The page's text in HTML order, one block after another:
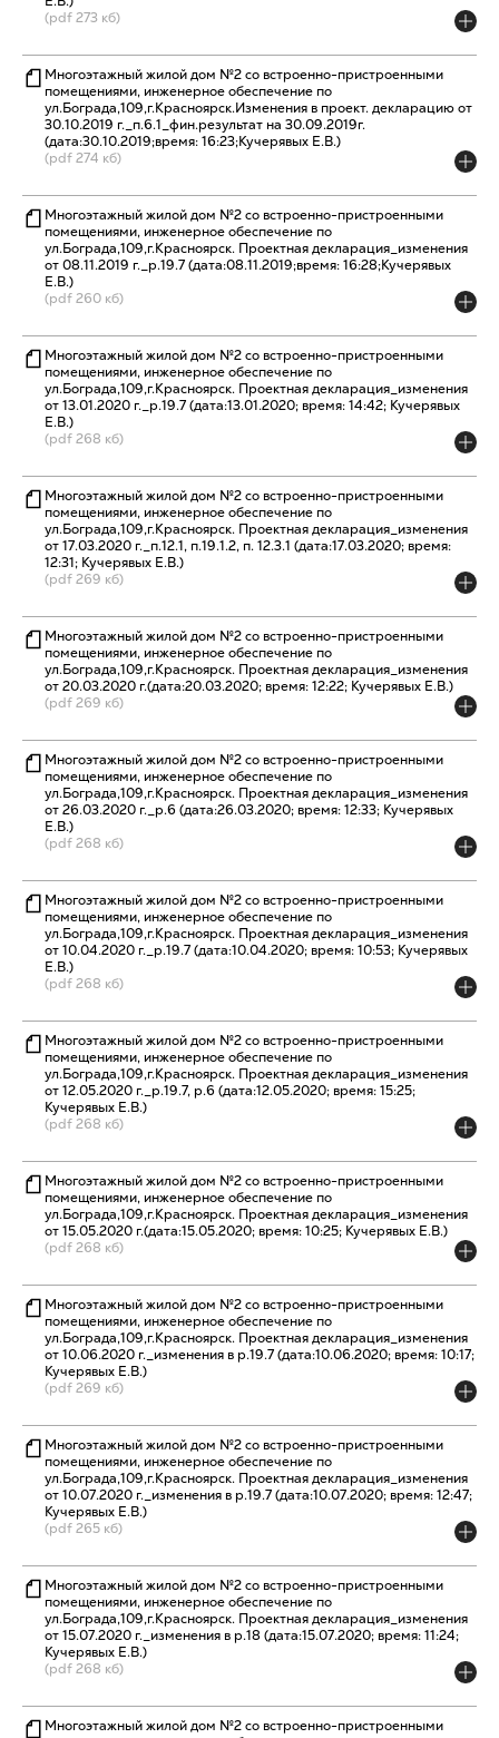
(pdf 273 кб)
Многоэтажный жилой дом №2 со встроенно-пристроенными
помещениями, инженерное обеспечение по
ул.Бограда,109,г.Красноярск.Изменения в проект. декларацию от
30.10.2019 г._п.6.1_фин.результат на 30.09.2019г.
(дата:30.10.2019;время: 16:23;Кучерявых Е.В.)
(pdf 274 кб)
Многоэтажный жилой дом №2 со встроенно-пристроенными
помещениями, инженерное обеспечение по
ул.Бограда,109,г.Красноярск. Проектная декларация_изменения
от 08.11.2019 г._р.19.7 (дата:08.11.2019;время: 16:28;Кучерявых
Е.В.)
(pdf 260 кб)
Многоэтажный жилой дом №2 со встроенно-пристроенными
помещениями, инженерное обеспечение по
ул.Бограда,109,г.Красноярск. Проектная декларация_изменения
от 13.01.2020 г._р.19.7 (дата:13.01.2020; время: 14:42; Кучерявых
Е.В.)
(pdf 268 кб)
Многоэтажный жилой дом №2 со встроенно-пристроенными
помещениями, инженерное обеспечение по
ул.Бограда,109,г.Красноярск. Проектная декларация_изменения
от 17.03.2020 г._п.12.1, п.19.1.2, п. 12.3.1 (дата:17.03.2020; время:
12:31; Кучерявых Е.В.)
(pdf 269 кб)
Многоэтажный жилой дом №2 со встроенно-пристроенными
помещениями, инженерное обеспечение по
ул.Бограда,109,г.Красноярск. Проектная декларация_изменения
от 20.03.2020 г.(дата:20.03.2020; время: 12:22; Кучерявых Е.В.)
(pdf 269 кб)
Многоэтажный жилой дом №2 со встроенно-пристроенными
помещениями, инженерное обеспечение по
ул.Бограда,109,г.Красноярск. Проектная декларация_изменения
от 26.03.2020 г._р.6 (дата:26.03.2020; время: 12:33; Кучерявых
Е.В.)
(pdf 268 кб)
Многоэтажный жилой дом №2 со встроенно-пристроенными
помещениями, инженерное обеспечение по
ул.Бограда,109,г.Красноярск. Проектная декларация_изменения
от 10.04.2020 г._р.19.7 (дата:10.04.2020; время: 10:53; Кучерявых
Е.В.)
(pdf 268 кб)
Многоэтажный жилой дом №2 со встроенно-пристроенными
помещениями, инженерное обеспечение по
ул.Бограда,109,г.Красноярск. Проектная декларация_изменения
от 12.05.2020 г._р.19.7, р.6 (дата:12.05.2020; время: 15:25;
Кучерявых Е.В.)
(pdf 268 кб)
Многоэтажный жилой дом №2 со встроенно-пристроенными
помещениями, инженерное обеспечение по
ул.Бограда,109,г.Красноярск. Проектная декларация_изменения
от 15.05.2020 г.(дата:15.05.2020; время: 10:25; Кучерявых Е.В.)
(pdf 268 кб)
Многоэтажный жилой дом №2 со встроенно-пристроенными
помещениями, инженерное обеспечение по
ул.Бограда,109,г.Красноярск. Проектная декларация_изменения
от 10.06.2020 г._изменения в р.19.7 (дата:10.06.2020; время: 10:17;
Кучерявых Е.В.)
(pdf 269 кб)
Многоэтажный жилой дом №2 со встроенно-пристроенными
помещениями, инженерное обеспечение по
ул.Бограда,109,г.Красноярск. Проектная декларация_изменения
от 10.07.2020 г._изменения в р.19.7 (дата:10.07.2020; время: 12:47;
Кучерявых Е.В.)
(pdf 265 кб)
Многоэтажный жилой дом №2 со встроенно-пристроенными
помещениями, инженерное обеспечение по
ул.Бограда,109,г.Красноярск. Проектная декларация_изменения
от 15.07.2020 г._изменения в р.18 (дата:15.07.2020; время: 11:24;
Кучерявых Е.В.)
(pdf 268 кб)
Многоэтажный жилой дом №2 со встроенно-пристроенными